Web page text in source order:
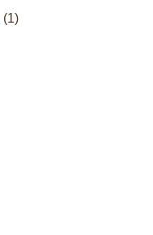
(1)